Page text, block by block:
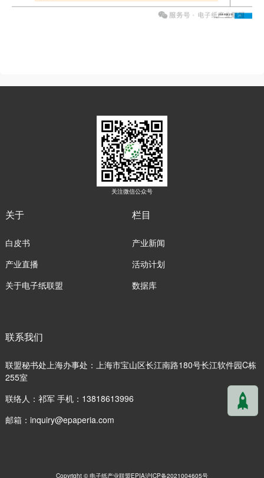
关注微信公众号
关于
白皮书
产业直播
关于电子纸联盟
栏目
产业新闻
活动计划
数据库
联系我们
联盟秘书处上海办事处：上海市宝山区长江南路180号长江软件园C栋
255室
联络人：祁军 手机：13818613996
邮箱： inquiry@epaperia.com
Copyright © 电子纸产业联盟EPIA沪ICP备2021004605号